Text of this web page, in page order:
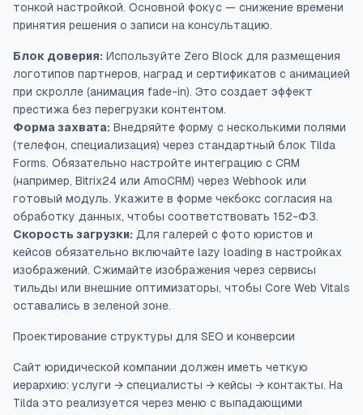
тонкой настройкой. Основной фокус — снижение времени
принятия решения о записи на консультацию.
Блок доверия: Используйте Zero Block для размещения
логотипов партнеров, наград и сертификатов с анимацией
при скролле (анимация fade-in). Это создает эффект
престижа без перегрузки контентом.
Форма захвата: Внедряйте форму с несколькими полями
(телефон, специализация) через стандартный блок Tilda
Forms. Обязательно настройте интеграцию с CRM
(например, Bitrix24 или AmoCRM) через Webhook или
готовый модуль. Укажите в форме чекбокс согласия на
обработку данных, чтобы соответствовать 152-ФЗ.
Скорость загрузки: Для галерей с фото юристов и
кейсов обязательно включайте lazy loading в настройках
изображений. Сжимайте изображения через сервисы
тильды или внешние оптимизаторы, чтобы Core Web Vitals
оставались в зеленой зоне.
Проектирование структуры для SEO и конверсии
Сайт юридической компании должен иметь четкую
иерархию: услуги → специалисты → кейсы → контакты. На
Tilda это реализуется через меню с выпадающими